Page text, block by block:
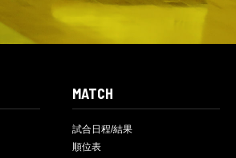
MATCH
試合日程/結果
順位表